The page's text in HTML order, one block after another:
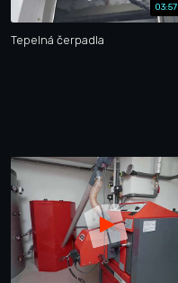
03:57
Tepelná čerpadla